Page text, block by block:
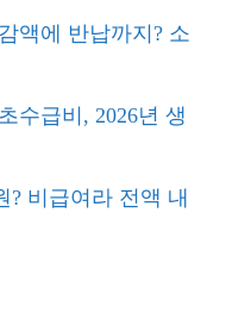
액에 반납까지? 소
수급비, 2026년 생
? 비급여라 전액 내